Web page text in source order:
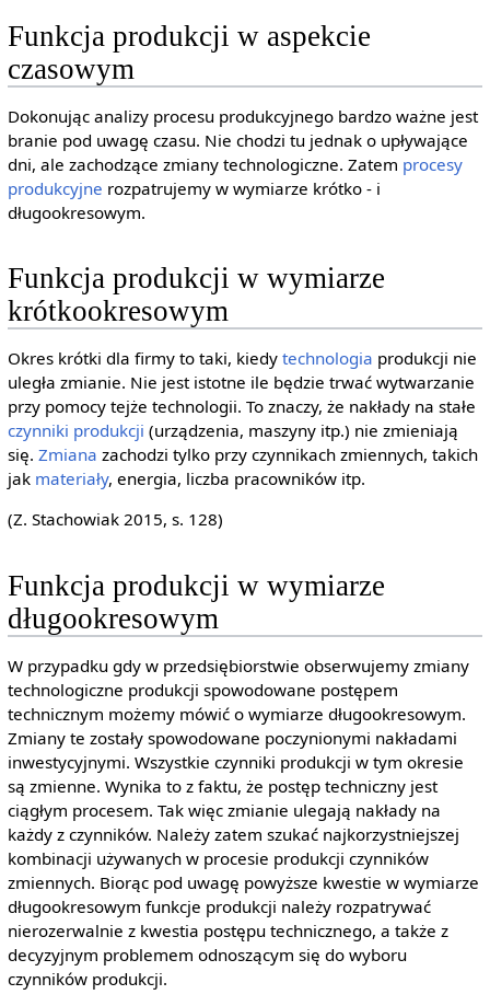
Funkcja produkcji w aspekcie
czasowym
Dokonując analizy procesu produkcyjnego bardzo ważne jest
branie pod uwagę czasu. Nie chodzi tu jednak o upływające
dni, ale zachodzące zmiany technologiczne. Zatem procesy
produkcyjne rozpatrujemy w wymiarze krótko - i
długookresowym.
Funkcja produkcji w wymiarze
krótkookresowym
Okres krótki dla firmy to taki, kiedy technologia produkcji nie
uległa zmianie. Nie jest istotne ile będzie trwać wytwarzanie
przy pomocy tejże technologii. To znaczy, że nakłady na stałe
czynniki produkcji (urządzenia, maszyny itp.) nie zmieniają
się. Zmiana zachodzi tylko przy czynnikach zmiennych, takich
jak materiały, energia, liczba pracowników itp.
(Z. Stachowiak 2015, s. 128)
Funkcja produkcji w wymiarze
długookresowym
W przypadku gdy w przedsiębiorstwie obserwujemy zmiany
technologiczne produkcji spowodowane postępem
technicznym możemy mówić o wymiarze długookresowym.
Zmiany te zostały spowodowane poczynionymi nakładami
inwestycyjnymi. Wszystkie czynniki produkcji w tym okresie
są zmienne. Wynika to z faktu, że postęp techniczny jest
ciągłym procesem. Tak więc zmianie ulegają nakłady na
każdy z czynników. Należy zatem szukać najkorzystniejszej
kombinacji używanych w procesie produkcji czynników
zmiennych. Biorąc pod uwagę powyższe kwestie w wymiarze
długookresowym funkcje produkcji należy rozpatrywać
nierozerwalnie z kwestia postępu technicznego, a także z
decyzyjnym problemem odnoszącym się do wyboru
czynników produkcji.